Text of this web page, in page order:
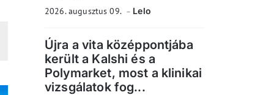
2026. augusztus 09. Lelo
Újra a vita középpontjába
került a Kalshi és a
Polymarket, most a klinikai
vizsgálatok fog...